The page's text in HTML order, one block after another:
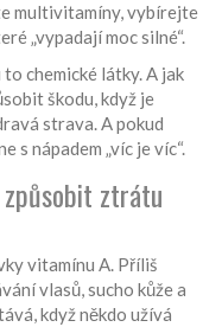
multivitamíny, vybírejte
„vypadají moc silné“.
to chemické látky. A jak
škodu, když je
strava. A pokud
s nápadem „víc je víc“.
ztrátu
vitamínu A. Příliš
vlasů, sucho kůže a
když někdo užívá